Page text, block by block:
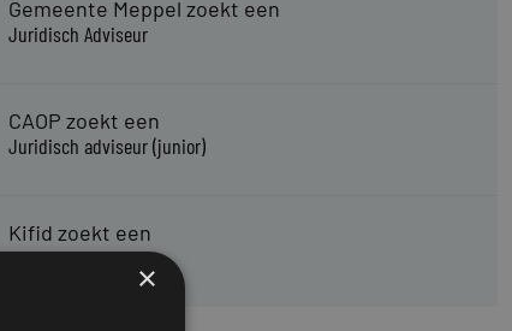
Gemeente Meppel zoekt een
Juridisch Adviseur
CAOP zoekt een
Juridisch adviseur (junior)
Kifid zoekt een
Jurist- secretaris
×